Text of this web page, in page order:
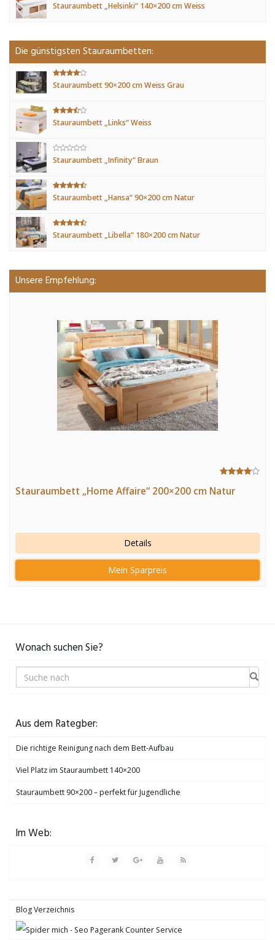
Stauraumbett „Helsinki“ 140×200 cm Weiss
Die günstigsten Stauraumbetten:
Stauraumbett 90×200 cm Weiss Grau
Stauraumbett „Links“ Weiss
Stauraumbett „Infinity“ Braun
Stauraumbett „Hansa“ 90×200 cm Natur
Stauraumbett „Libella“ 180×200 cm Natur
Unsere Empfehlung:
Stauraumbett „Home Affaire“ 200×200 cm Natur
Details
Mein Sparpreis
Wonach suchen Sie?
Aus dem Rategber:
Die richtige Reinigung nach dem Bett-Aufbau
Viel Platz im Stauraumbett 140×200
Stauraumbett 90×200 – perfekt für Jugendliche
Im Web:
Blog Verzeichnis